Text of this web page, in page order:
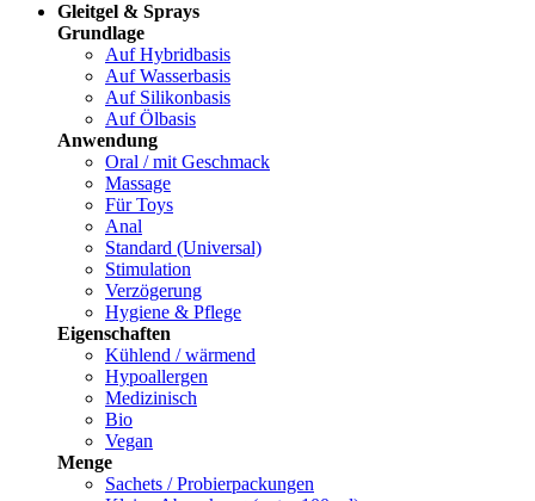
Gleitgel & Sprays
Grundlage
Auf Hybridbasis
Auf Wasserbasis
Auf Silikonbasis
Auf Ölbasis
Anwendung
Oral / mit Geschmack
Massage
Für Toys
Anal
Standard (Universal)
Stimulation
Verzögerung
Hygiene & Pflege
Eigenschaften
Kühlend / wärmend
Hypoallergen
Medizinisch
Bio
Vegan
Menge
Sachets / Probierpackungen